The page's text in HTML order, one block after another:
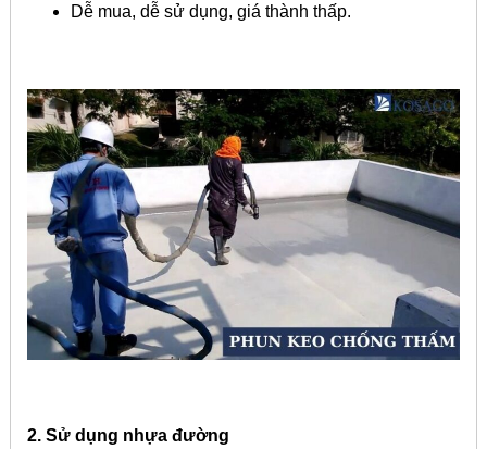
Dễ mua, dễ sử dụng, giá thành thấp.
2. Sử dụng nhựa đường